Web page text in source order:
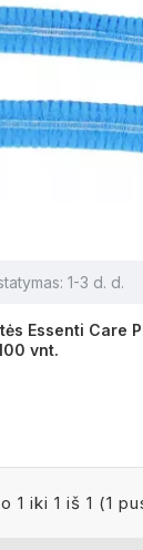
1-3 d. d.
Essenti Care
vnt.
1 iki 1 iš 1 (1